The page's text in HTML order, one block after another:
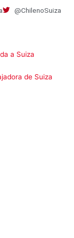
@ChilenoSuiza
a Suiza
de Suiza